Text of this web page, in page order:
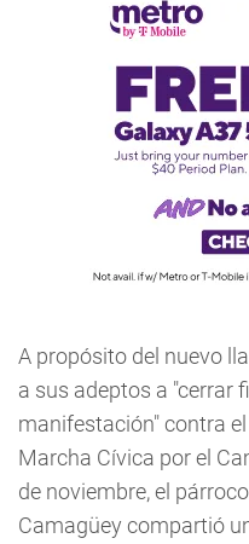
A propósito del nuevo
a sus adeptos a "cerrar
manifestación" contra
Marcha Cívica por el
de noviembre, el
Camagüey compartió